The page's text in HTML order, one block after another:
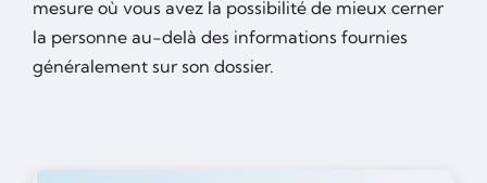
mesure où vous avez la possibilité de mieux cerner
la personne au-delà des informations fournies
généralement sur son dossier.